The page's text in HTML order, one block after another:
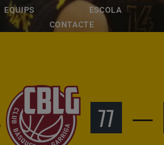
EQUIPS ESCOLA
CONTACTE
ESCOLA BOTIGA
77 —